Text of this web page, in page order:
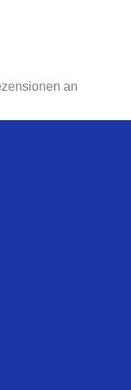
an